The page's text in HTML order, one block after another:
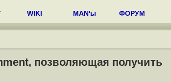
WIKI MAN'ы ФОРУМ
позволяющая получить